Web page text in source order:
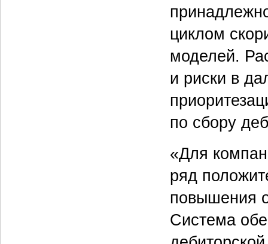
циклом
моделей.
и риски в
по сбору
«Для
ряд
повышения
Система